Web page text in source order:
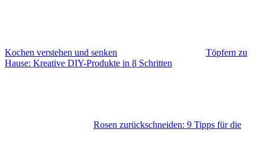
Kochen verstehen und senken
Töpfern zu
Hause: Kreative DIY-Produkte in 8 Schritten
Rosen zurückschneiden: 9 Tipps für die